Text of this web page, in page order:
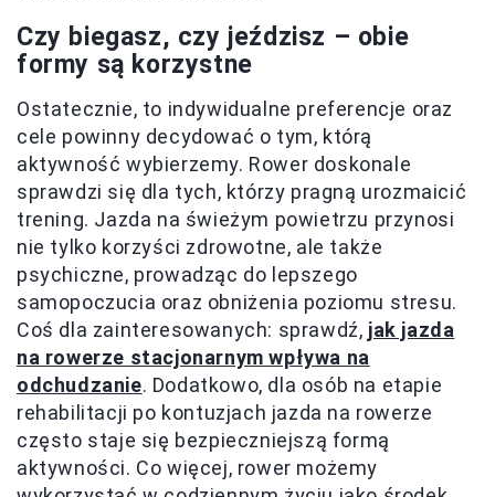
Czy biegasz, czy jeździsz – obie
formy są korzystne
Ostatecznie, to indywidualne preferencje oraz
cele powinny decydować o tym, którą
aktywność wybierzemy. Rower doskonale
sprawdzi się dla tych, którzy pragną urozmaicić
trening. Jazda na świeżym powietrzu przynosi
nie tylko korzyści zdrowotne, ale także
psychiczne, prowadząc do lepszego
samopoczucia oraz obniżenia poziomu stresu.
Coś dla zainteresowanych: sprawdź, jak jazda
na rowerze stacjonarnym wpływa na
odchudzanie. Dodatkowo, dla osób na etapie
rehabilitacji po kontuzjach jazda na rowerze
często staje się bezpieczniejszą formą
aktywności. Co więcej, rower możemy